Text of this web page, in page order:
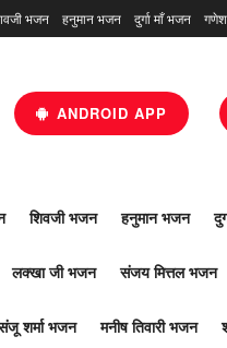
भजन हनुमान भजन दुर्गा माँ भजन
ANDROID APP
शिवजी भजन हनुमान भजन
लक्खा जी भजन संजय मित्तल भजन
शर्मा भजन मनीष तिवारी भजन